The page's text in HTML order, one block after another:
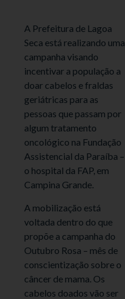
A Prefeitura de Lagoa
Seca está realizando uma
campanha visando
incentivar a população a
doar cabelos e fraldas
geriátricas para as
pessoas que passam por
algum tratamento
oncológico na Fundação
Assistencial da Paraíba –
o hospital da FAP, em
Campina Grande.
A mobilização está
voltada dentro do que
propõe a campanha do
Outubro Rosa – mês de
conscientização sobre o
câncer de mama. Os
cabelos doados vão ser